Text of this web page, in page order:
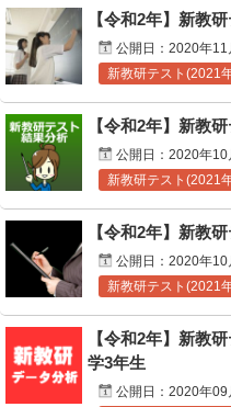
【令和2年】新教
公開日： 2020年11
新教研テスト(2021
【令和2年】新教
公開日： 2020年10
新教研テスト(2021
【令和2年】新教
公開日： 2020年10
新教研テスト(2021
【令和2年】新教
学3年生
公開日： 2020年09